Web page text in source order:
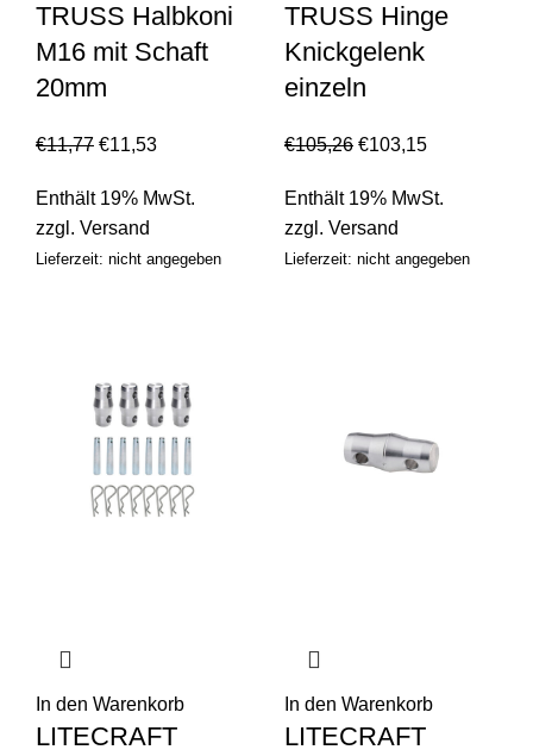
TRUSS Halbkoni
M16 mit Schaft
20mm
€11,77 €11,53
Enthält 19% MwSt.
zzgl. Versand
Lieferzeit: nicht angegeben
TRUSS Hinge
Knickgelenk
einzeln
€105,26 €103,15
Enthält 19% MwSt.
zzgl. Versand
Lieferzeit: nicht angegeben
In den Warenkorb
LITECRAFT
In den Warenkorb
LITECRAFT